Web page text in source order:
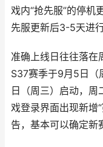
戏内“抢先服”的停机
先服更新后3-5天进行
准确上线日往往落
S37赛季于9月5日（
日（周三）启动，
戏登录界面出现新增
告，基本可以确定新